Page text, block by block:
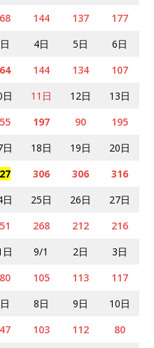
144 137
177
4日 5日
6日
144 134
107
日 11日 12日
13日
197 90
195
日 18日 19日
20日
306 306
316
日 25日 26日
27日
268 212
216
9/1 2日
3日
105 113
117
8日 9日
10日
103 112
80